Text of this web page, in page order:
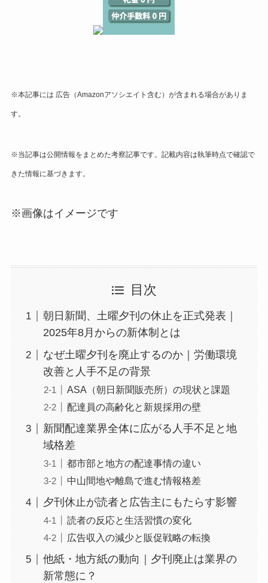
※本記事には 広告（Amazonアソシエイト含む） が含まれる場合がありま
す。
※当記事は公開情報をまとめた考察記事です。記載内容は執筆時点で確認で
きた情報に基づきます。
※画像はイメージです
目次
朝日新聞、土曜夕刊の休止を正式発表｜
2025年8月からの新体制とは
なぜ土曜夕刊を廃止するのか｜労働環境
改善と人手不足の背景
ASA（朝日新聞販売所）の現状と課題
配達員の高齢化と新規採用の壁
新聞配達業界全体に広がる人手不足と地
域格差
都市部と地方の配達事情の違い
中山間地や離島で進む情報格差
夕刊休止が読者と広告主にもたらす影響
読者の反応と生活習慣の変化
広告収入の減少と販促戦略の転換
他紙・地方紙の動向｜夕刊廃止は業界の
新常態に？